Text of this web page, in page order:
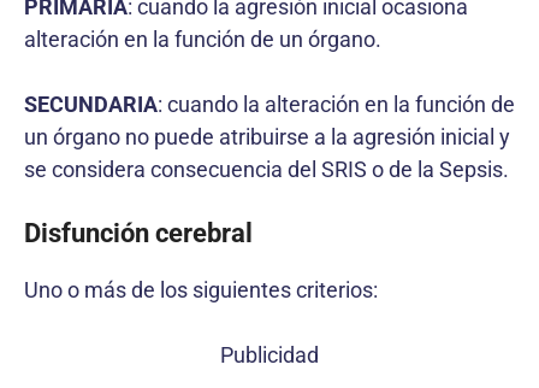
PRIMARIA: cuando la agresión inicial ocasiona
alteración en la función de un órgano.
SECUNDARIA: cuando la alteración en la función de
un órgano no puede atribuirse a la agresión inicial y
se considera consecuencia del SRIS o de la Sepsis.
Disfunción cerebral
Uno o más de los siguientes criterios:
Publicidad